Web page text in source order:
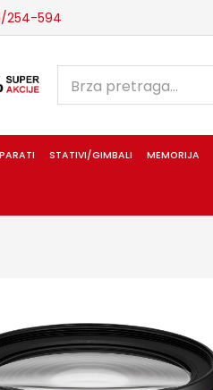
254-594
STATIVI/GIMBALI MEMORIJA